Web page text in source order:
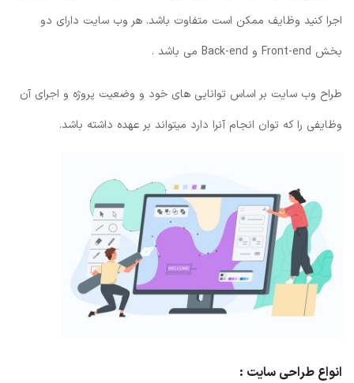
اجرا کنید وظایف ممکن است متفاوت باشد. هر وب سایت دارای دو
بخش Front-end و Back-end می باشد .
طراح وب سایت بر اساس توانایی های خود و وضعیت پروژه و اجرای آن
وظایفی را که توان انجام آنرا دارد میتواند بر عهده داشته باشد.
انواع طراحی سایت :